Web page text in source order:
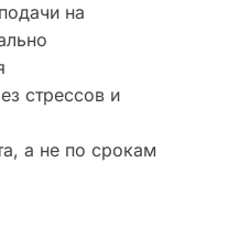
на
стрессов и
а не по срокам